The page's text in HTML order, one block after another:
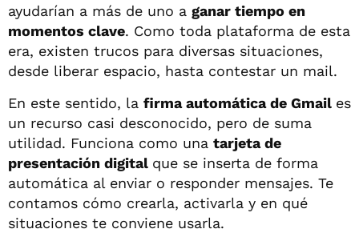
ayudarían a más de uno a ganar tiempo en
momentos clave. Como toda plataforma de esta
era, existen trucos para diversas situaciones,
desde liberar espacio, hasta contestar un mail.
En este sentido, la firma automática de Gmail es
un recurso casi desconocido, pero de suma
utilidad. Funciona como una tarjeta de
presentación digital que se inserta de forma
automática al enviar o responder mensajes. Te
contamos cómo crearla, activarla y en qué
situaciones te conviene usarla.